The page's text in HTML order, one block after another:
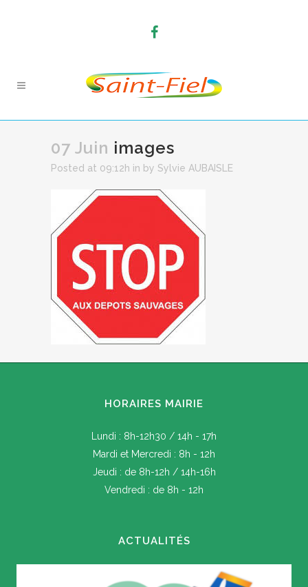
07 Juin images
Posted at 09:12h in by Sylvie AUBAISLE
HORAIRES MAIRIE
Lundi : 8h-12h30 / 14h - 17h
Mardi et Mercredi : 8h - 12h
Jeudi : de 8h-12h / 14h-16h
Vendredi : de 8h - 12h
ACTUALITÉS